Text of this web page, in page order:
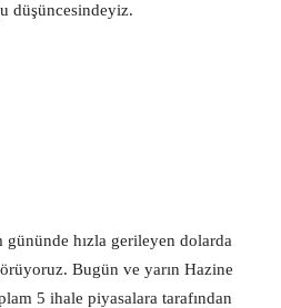
düşüncesindeyiz.
gününde hızla gerileyen dolarda
Bugün ve yarın Hazine
5 ihale piyasalara tarafından